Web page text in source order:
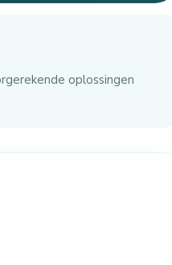
oplossingen